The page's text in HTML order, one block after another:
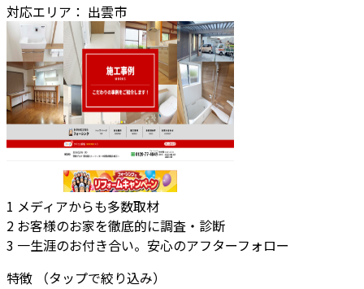
対応エリア： 出雲市
1 メディアからも多数取材
2 お客様のお家を徹底的に調査・診断
3 一生涯のお付き合い。安心のアフターフォロー
特徴
（タップで絞り込み）